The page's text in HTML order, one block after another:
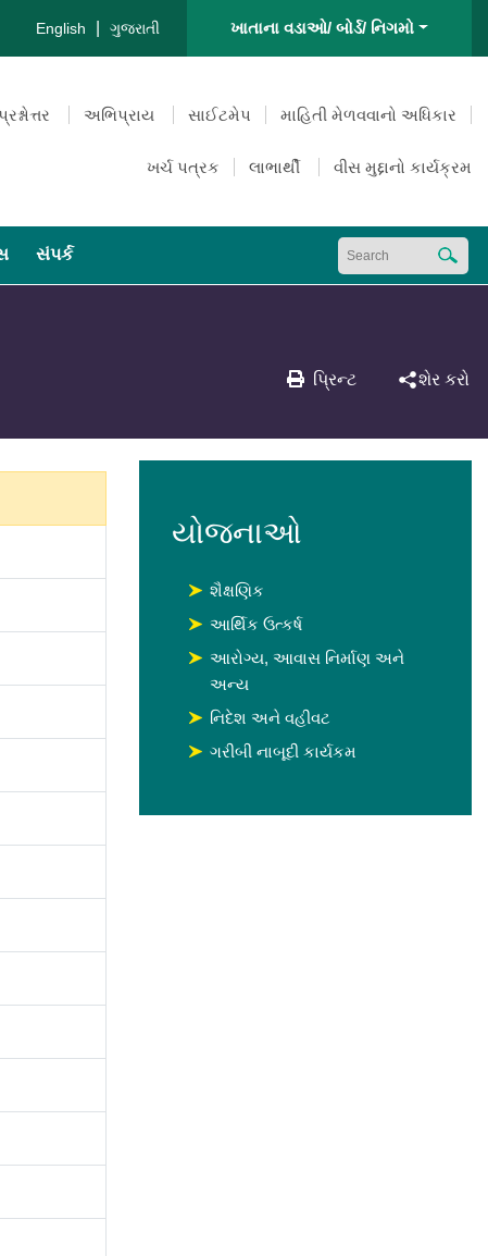
English ગુજરાતી ખાતાના વડાઓ/ બોર્ડ/ નિગમો
અભિપ્રાય સાઈટમેપ માહિતી મેળવવાનો અધિકાર
ખર્ચ પત્રક લાભાર્થી વીસ મુદ્દાનો કાર્યક્રમ
સંપર્ક
પ્રિન્ટ શેર કરો
યોજનાઓ
શૈક્ષણિક
આર્થિક ઉત્કર્ષ
આરોગ્ય, આવાસ નિર્માણ અને
અન્ય
નિદેશ અને વહીવટ
ગરીબી નાબૂદી કાર્યકમ